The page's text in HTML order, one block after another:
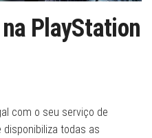
PlayStation
com o seu serviço de
todas as